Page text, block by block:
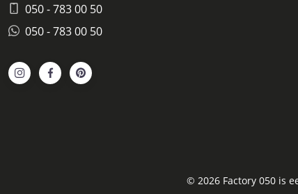
050 - 783 00 50
050 - 783 00 50
© 2026 Factory 050 is